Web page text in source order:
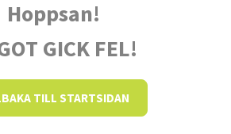
Hoppsan!
GICK FEL!
TILL STARTSIDAN